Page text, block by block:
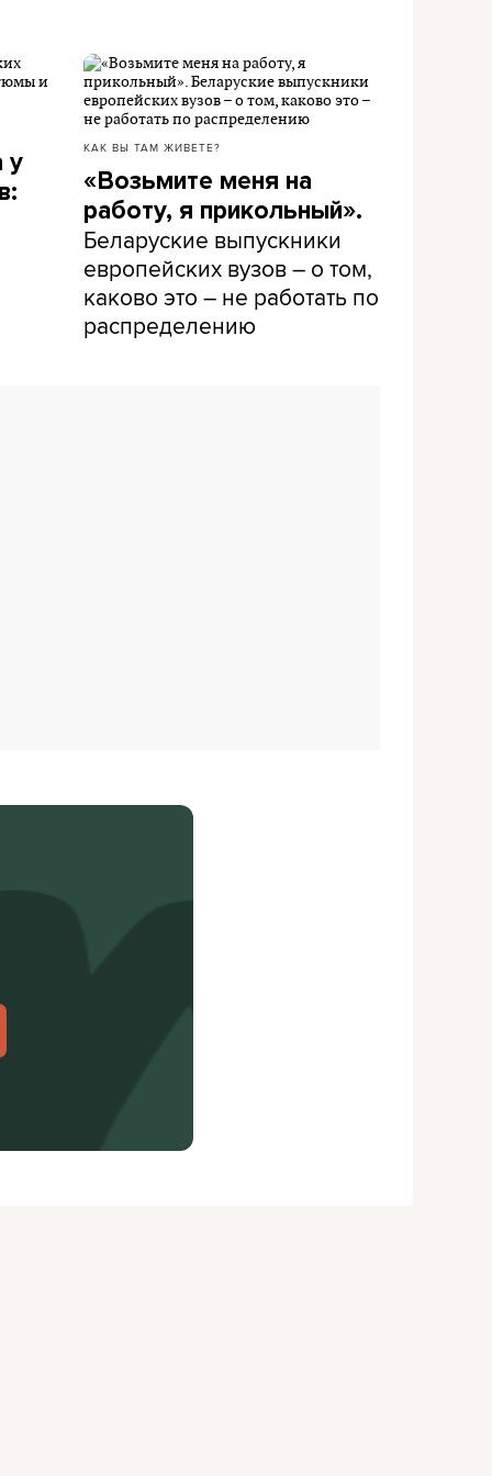
у
КАК ВЫ ТАМ ЖИВЕТЕ?
«Возьмите меня на
работу, я прикольный».
Беларуские выпускники
европейских вузов – о том,
каково это – не работать по
распределению